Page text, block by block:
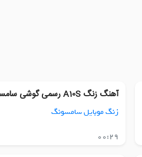
آهنگ زنگ A10S رسمی گوشی سامسونگ
زنگ موبایل سامسونگ
00:29